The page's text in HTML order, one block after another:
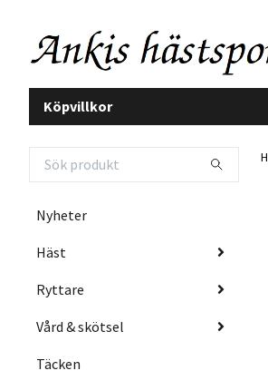
Köpvillkor
Nyheter
Häst
Ryttare
Vård & skötsel
Täcken